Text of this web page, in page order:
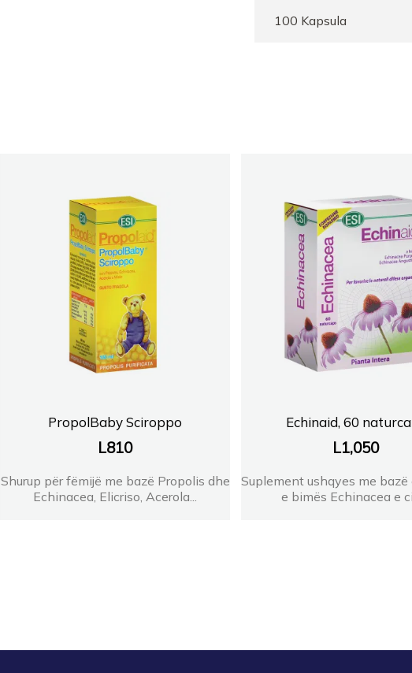
100 Kapsula
PropolBaby Sciroppo
L810
Shurup për fëmijë me bazë Propolis dhe
Echinacea, Elicriso, Acerola...
Echinaid, 60
L1,050
Suplement ushqyes me
e bimës Echinacea e